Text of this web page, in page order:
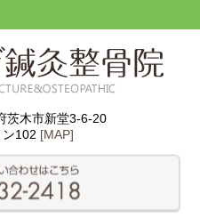
茨木市新堂3-6-20
102 [MAP]